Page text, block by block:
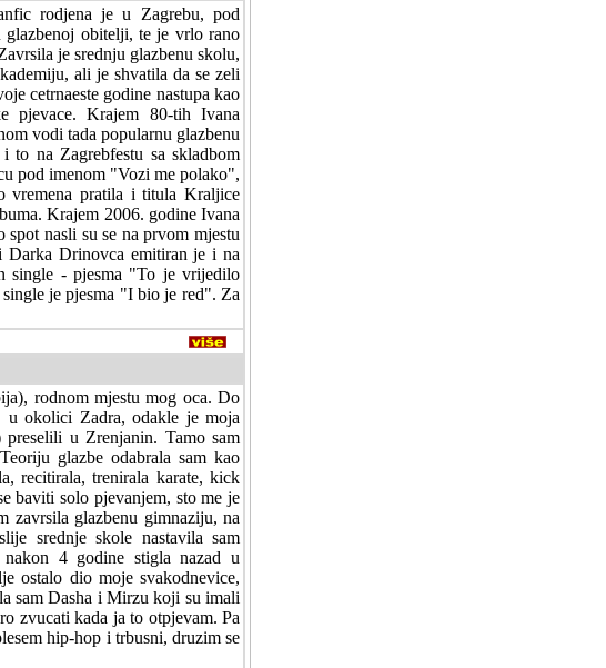
rodjena je u Zagrebu, pod
glazbenoj obitelji, te je vrlo rano
je srednju glazbenu skolu,
ali je shvatila da se zeli
cetrnaeste godine nastupa kao
pjevace. Krajem 80-tih Ivana
vodi tada popularnu glazbenu
na Zagrebfestu sa skladbom
pod imenom "Vozi me polako",
vremena pratila i titula Kraljice
Krajem 2006. godine Ivana
nasli su se na prvom mjestu
Drinovca emitiran je i na
single - pjesma "To je vrijedilo
je pjesma "I bio je red". Za
rodnom mjestu mog oca. Do
u okolici Zadra, odakle je moja
u Zrenjanin. Tamo sam
glazbe odabrala sam kao
recitirala, trenirala karate, kick
baviti solo pjevanjem, sto me je
zavrsila glazbenu gimnaziju, na
srednje skole nastavila sam
4 godine stigla nazad u
ostalo dio moje svakodnevice,
sam Dasha i Mirzu koji su imali
zvucati kada ja to otpjevam. Pa
hip-hop i trbusni, druzim se